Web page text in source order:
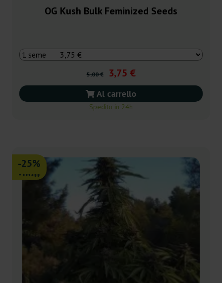
OG Kush Bulk Feminized Seeds
5,00 € 3,75 €
Al carrello
Spedito in 24h
-25%
+ omaggi